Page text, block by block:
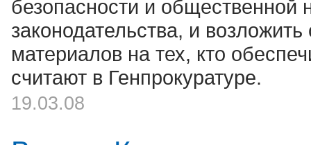
безопасности и общественной
законодательства, и
материалов на тех, кто
считают в Генпрокуратуре.
19.03.08